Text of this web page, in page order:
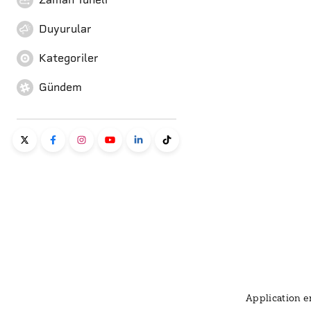
Duyurular
Kategoriler
Gündem
Application